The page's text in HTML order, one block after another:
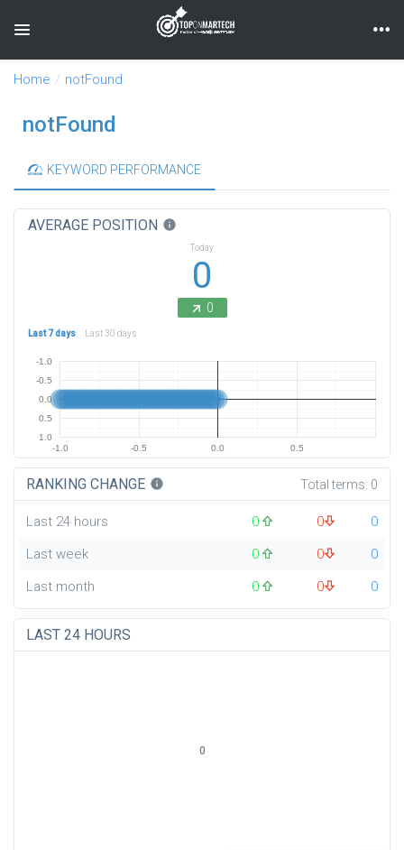
Toggle navigation
Home notFound
notFound
KEYWORD PERFORMANCE
AVERAGE POSITION info
Today
0
0
Last 7 days Last 30 days
-1.0 -0.5 0.0 0.5
-1.0
-0.5
0.0
0.5
1.0
RANKING CHANGE info Total terms: 0
Last 24 hours 0 0
0
Last week
0 0
0
Last month
0 0 0
LAST 24 HOURS
0